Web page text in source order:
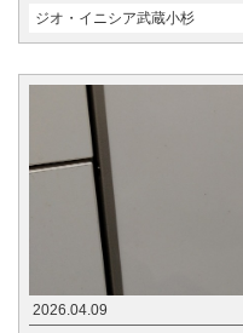
ジオ・イニシア武蔵小杉
2026.04.09